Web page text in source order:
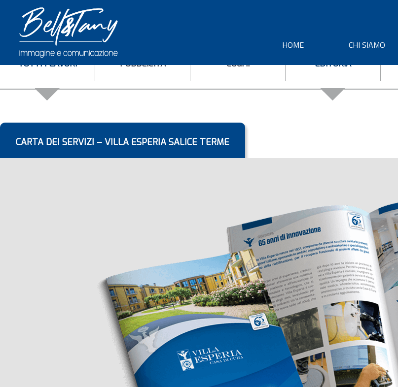
HOME CHI SIAMO
TUTTI I LAVORI PUBBLICITÀ LOGHI EDITORIA
CARTA DEI SERVIZI – VILLA ESPERIA SALICE TERME